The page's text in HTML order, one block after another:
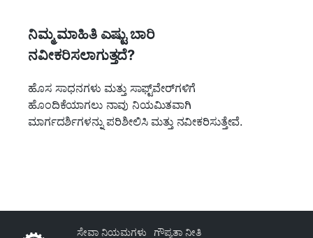
ನಿಮ್ಮ ಮಾಹಿತಿ ಎಷ್ಟು ಬಾರಿ
ನವೀಕರಿಸಲಾಗುತ್ತದೆ?
ಹೊಸ ಸಾಧನಗಳು ಮತ್ತು ಸಾಫ್ಟ್‌ವೇರ್‌ಗಳಿಗೆ
ಹೊಂದಿಕೆಯಾಗಲು ನಾವು ನಿಯಮಿತವಾಗಿ
ಮಾರ್ಗದರ್ಶಿಗಳನ್ನು ಪರಿಶೀಲಿಸಿ ಮತ್ತು ನವೀಕರಿಸುತ್ತೇವೆ.
ಸೇವಾ ನಿಯಮಗಳು ಗೌಪ್ಯತಾ ನೀತಿ